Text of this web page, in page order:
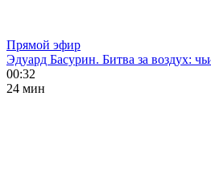
Прямой эфир
Эдуард Басурин. Битва за воздух:
00:32
24 мин